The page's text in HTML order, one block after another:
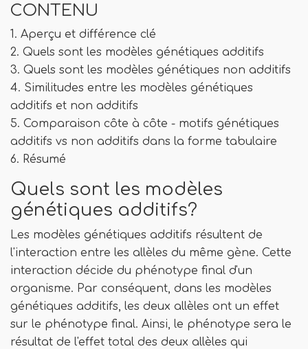
CONTENU
1. Aperçu et différence clé
2. Quels sont les modèles génétiques additifs
3. Quels sont les modèles génétiques non additifs
4. Similitudes entre les modèles génétiques
additifs et non additifs
5. Comparaison côte à côte - motifs génétiques
additifs vs non additifs dans la forme tabulaire
6. Résumé
Quels sont les modèles
génétiques additifs?
Les modèles génétiques additifs résultent de
l'interaction entre les allèles du même gène. Cette
interaction décide du phénotype final d'un
organisme. Par conséquent, dans les modèles
génétiques additifs, les deux allèles ont un effet
sur le phénotype final. Ainsi, le phénotype sera le
résultat de l'effet total des deux allèles qui